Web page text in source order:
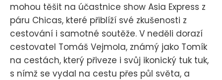
mohou těšit na účastnice show Asia Express z
páru Chicas, které přiblíží své zkušenosti z
cestování i samotné soutěže. V neděli dorazí
cestovatel Tomáš Vejmola, známý jako Tomík
na cestách, který přiveze i svůj ikonický tuk tuk,
s nímž se vydal na cestu přes půl světa, a